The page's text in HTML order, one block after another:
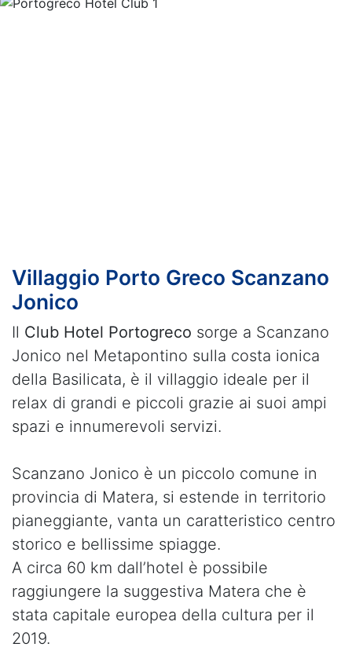
Villaggio Porto Greco Scanzano
Jonico
Il Club Hotel Portogreco sorge a Scanzano
Jonico nel Metapontino sulla costa ionica
della Basilicata, è il villaggio ideale per il
relax di grandi e piccoli grazie ai suoi ampi
spazi e innumerevoli servizi.
Scanzano Jonico è un piccolo comune in
provincia di Matera, si estende in territorio
pianeggiante, vanta un caratteristico centro
storico e bellissime spiagge.
A circa 60 km dall’hotel è possibile
raggiungere la suggestiva Matera che è
stata capitale europea della cultura per il
2019.